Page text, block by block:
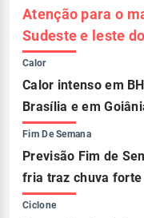
Atenção para o
Sudeste e leste
Calor
Calor intenso em
Brasília e em
Fim De Semana
Previsão Fim de
fria traz chuva
Ciclone